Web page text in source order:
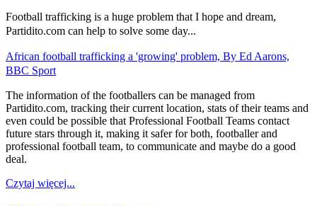
Football trafficking is a huge problem that I hope and dream,
Partidito.com can help to solve some day...
African football trafficking a 'growing' problem, By Ed Aarons,
BBC Sport
The information of the footballers can be managed from
Partidito.com, tracking their current location, stats of their teams and
even could be possible that Professional Football Teams contact
future stars through it, making it safer for both, footballer and
professional football team, to communicate and maybe do a good
deal.
Czytaj więcej...